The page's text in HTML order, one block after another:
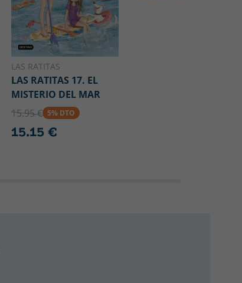
LAS RATITAS
LAS RATITAS 17. EL
MISTERIO DEL MAR
15.95 € 5% DTO
15.15 €